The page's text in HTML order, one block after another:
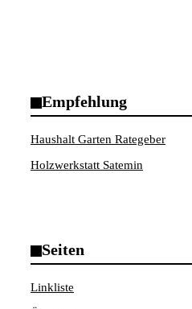
Empfehlung
Haushalt Garten Rategeber
Holzwerkstatt Satemin
Seiten
Linkliste